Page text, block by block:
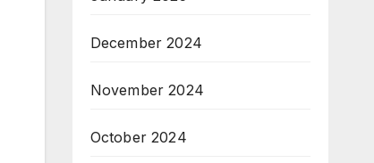
December 2024
November 2024
October 2024